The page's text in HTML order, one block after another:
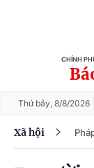
CHÍNH
Thứ bảy, 8/8/2026
Xã hội